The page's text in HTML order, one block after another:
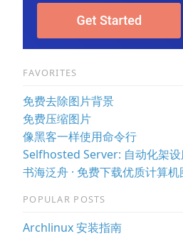
FAVORITES
免费去除图片背景
免费压缩图片
像黑客一样使用命令行
Selfhosted Server: 自动化架
书海泛舟 · 免费下载优质计算机
POPULAR POSTS
Archlinux 安装指南